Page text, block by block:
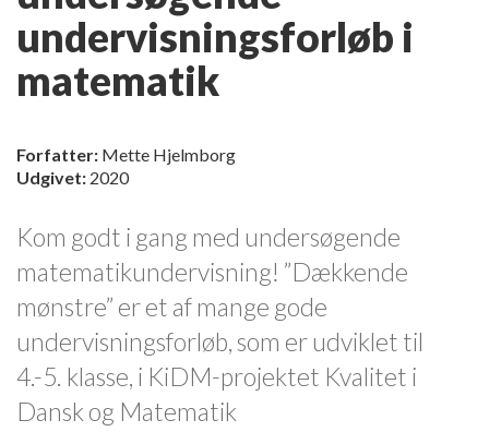
undervisningsforløb i
matematik
Forfatter: Mette Hjelmborg
Udgivet: 2020
Kom godt i gang med undersøgende
matematikundervisning! ”Dækkende
mønstre” er et af mange gode
undervisningsforløb, som er udviklet til
4.-5. klasse, i KiDM-projektet Kvalitet i
Dansk og Matematik